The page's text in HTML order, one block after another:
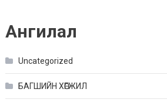
Ангилал
Uncategorized
БАГШИЙН ХӨГЖИЛ